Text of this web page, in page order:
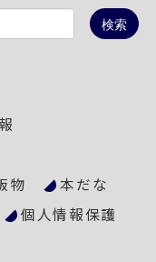
物
本だな
個人情報保護